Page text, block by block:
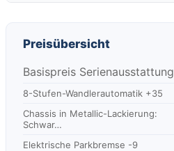
Preisübersicht
Basispreis Serienausstattung
8-Stufen-Wandlerautomatik +35
Chassis in Metallic-Lackierung:
Schwar…
Elektrische Parkbremse -9